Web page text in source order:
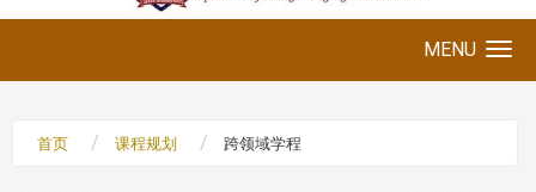
MENU
首页 课程规划 跨领域学程